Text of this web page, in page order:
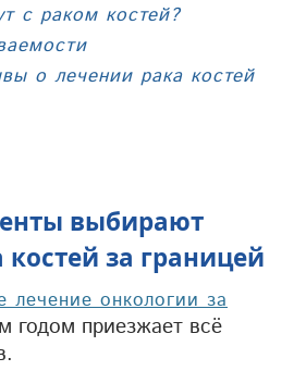
с раком костей?
о лечении рака костей
выбирают
за границей
лечение онкологии за
годом приезжает всё